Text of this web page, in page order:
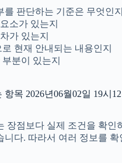
판단하는 기준은 무엇인지
소가 있는지
가 있는지
현재 안내되는 내용인지
분이 있는지
목 2026년06월02일 19시
장점보다 실제 조건을 확
다. 따라서 여러 정보를